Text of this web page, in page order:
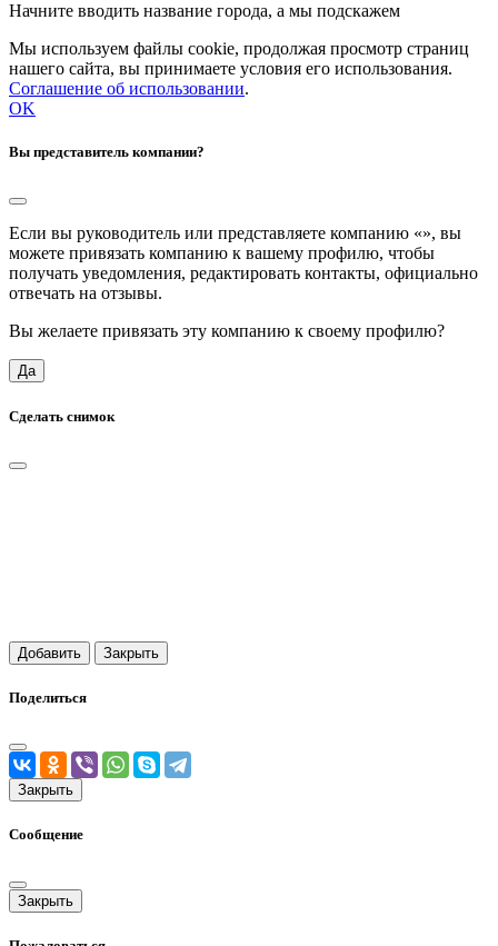
Начните вводить название города, а мы подскажем
Мы используем файлы cookie, продолжая просмотр страниц
нашего сайта, вы принимаете условия его использования.
Соглашение об использовании.
OK
Вы представитель компании?
Если вы руководитель или представляете компанию «», вы
можете привязать компанию к вашему профилю, чтобы
получать уведомления, редактировать контакты, официально
отвечать на отзывы.
Вы желаете привязать эту компанию к своему профилю?
Да
Сделать снимок
Добавить Закрыть
Поделиться
Закрыть
Сообщение
Закрыть